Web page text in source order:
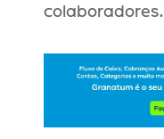
colaboradores.